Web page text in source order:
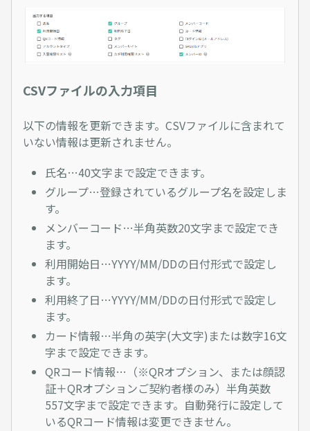
CSVファイルの入力項目
以下の情報を更新できます。CSVファイルに含まれて
いない情報は更新されません。
氏名…40文字まで設定できます。
グループ…登録されているグループ名を設定しま
す。
メンバーコード…半角英数20文字まで設定でき
ます。
利用開始日…YYYY/MM/DDの日付形式で設定し
ます。
利用終了日…YYYY/MM/DDの日付形式で設定し
ます。
カード情報…半角の英字(大文字)または数字16文
字まで設定できます。
QRコード情報…（※QRオプション、または顔認
証＋QRオプションご契約者様のみ）半角英数
557文字まで設定できます。自動発行に設定して
いるQRコード情報は変更できません。